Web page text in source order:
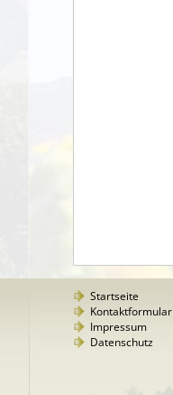
Startseite
Kontaktformular
Impressum
Datenschutz